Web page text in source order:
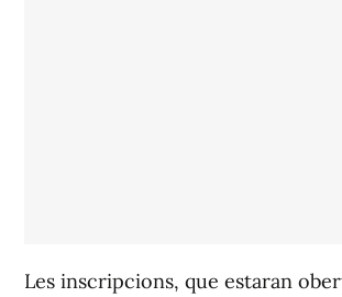
Les inscripcions, que estaran